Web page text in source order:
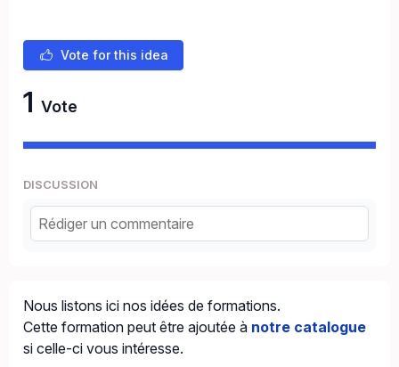
Vote for this idea
1 Vote
DISCUSSION
Nous listons ici nos idées de formations.
Cette formation peut être ajoutée à notre catalogue
si celle-ci vous intéresse.